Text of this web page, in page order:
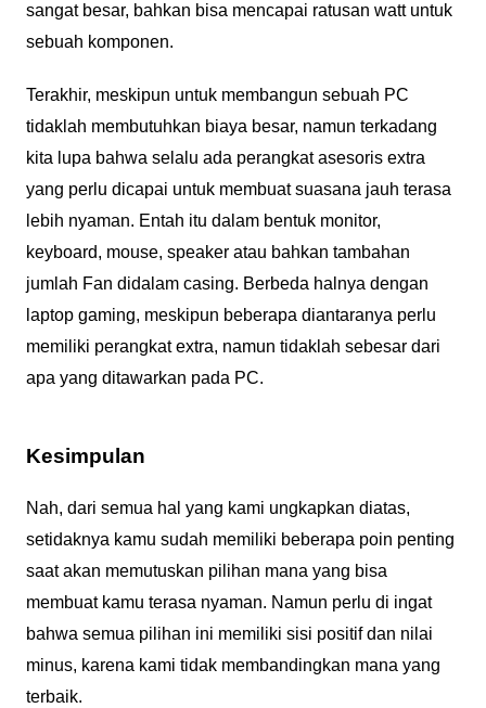
sangat besar, bahkan bisa mencapai ratusan watt untuk
sebuah komponen.
Terakhir, meskipun untuk membangun sebuah PC
tidaklah membutuhkan biaya besar, namun terkadang
kita lupa bahwa selalu ada perangkat asesoris extra
yang perlu dicapai untuk membuat suasana jauh terasa
lebih nyaman. Entah itu dalam bentuk monitor,
keyboard, mouse, speaker atau bahkan tambahan
jumlah Fan didalam casing. Berbeda halnya dengan
laptop gaming, meskipun beberapa diantaranya perlu
memiliki perangkat extra, namun tidaklah sebesar dari
apa yang ditawarkan pada PC.
Kesimpulan
Nah, dari semua hal yang kami ungkapkan diatas,
setidaknya kamu sudah memiliki beberapa poin penting
saat akan memutuskan pilihan mana yang bisa
membuat kamu terasa nyaman. Namun perlu di ingat
bahwa semua pilihan ini memiliki sisi positif dan nilai
minus, karena kami tidak membandingkan mana yang
terbaik.